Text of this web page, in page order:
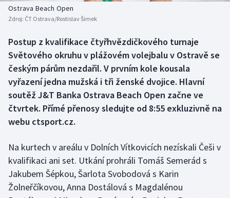
Basketbal
Boby a skeleton
Box
Curling
Cyklistika
Florbal
Aplikace ČT sport
Ostrava Beach Open
Zdroj: ČT Ostrava/Rostislav Šimek
Postup z kvalifikace čtyřhvězdičkového turnaje
Světového okruhu v plážovém volejbalu v Ostravě se
českým párům nezdařil. V prvním kole kousala
vyřazení jedna mužská i tři ženské dvojice. Hlavní
soutěž J&T Banka Ostrava Beach Open začne ve
čtvrtek. Přímé přenosy sledujte od 8:55 exkluzivně na
webu ctsport.cz.
Na kurtech v areálu v Dolních Vítkovicích nezískali Češi v
kvalifikaci ani set. Utkání prohráli Tomáš Semerád s
Jakubem Šépkou, Šarlota Svobodová s Karin
Žolneřčíkovou, Anna Dostálová s Magdalénou